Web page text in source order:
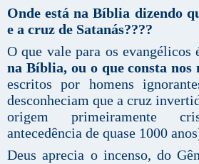
Onde está na Bíblia dizendo
e a cruz de Satanás????
O que vale para os evangélicos
na Bíblia, ou o que consta nos
escritos por homens
desconheciam que a cruz
origem primeiramente
antecedência de quase 1000
Deus aprecia o incenso, do